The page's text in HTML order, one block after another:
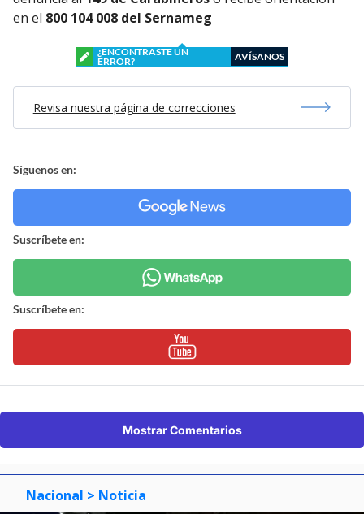
en el 800 104 008 del Sernameg
¿ENCONTRASTE UN
ERROR?
AVÍSANOS
Revisa nuestra página de correcciones
Síguenos en:
Suscríbete en:
Suscríbete en:
Mostrar Comentarios
Nacional > Noticia